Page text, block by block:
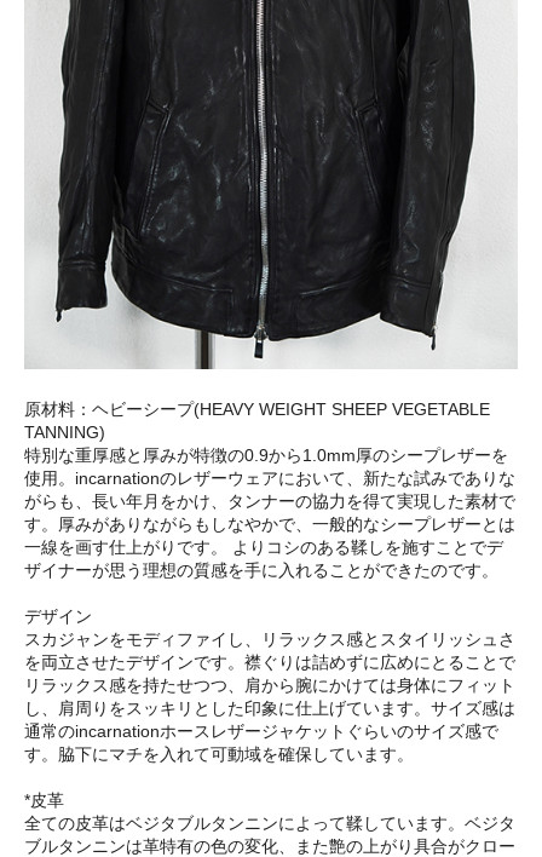
原材料：ヘビーシープ(HEAVY WEIGHT SHEEP VEGETABLE
TANNING)
特別な重厚感と厚みが特徴の0.9から1.0mm厚のシープレザーを
使用。incarnationのレザーウェアにおいて、新たな試みでありな
がらも、長い年月をかけ、タンナーの協力を得て実現した素材で
す。厚みがありながらもしなやかで、一般的なシープレザーとは
一線を画す仕上がりです。 よりコシのある鞣しを施すことでデ
ザイナーが思う理想の質感を手に入れることができたのです。
デザイン
スカジャンをモディファイし、リラックス感とスタイリッシュさ
を両立させたデザインです。襟ぐりは詰めずに広めにとることで
リラックス感を持たせつつ、肩から腕にかけては身体にフィット
し、肩周りをスッキリとした印象に仕上げています。サイズ感は
通常のincarnationホースレザージャケットぐらいのサイズ感で
す。脇下にマチを入れて可動域を確保しています。
*皮革
全ての皮革はベジタブルタンニンによって鞣しています。ベジタ
ブルタンニンは革特有の色の変化、また艶の上がり具合がクロー